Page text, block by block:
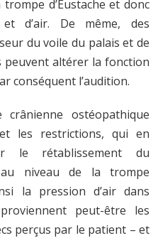
d’Eustache et donc
d’air. De même, des
du voile du palais et de
peuvent altérer la fonction
conséquent l’audition.
crânienne ostéopathique
les restrictions, qui en
le rétablissement du
au niveau de la trompe
la pression d’air dans
peut-être les
perçus par le patient – et